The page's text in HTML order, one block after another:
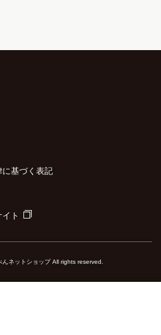
基づく表記
ト
ネットショップ All rights reserved.